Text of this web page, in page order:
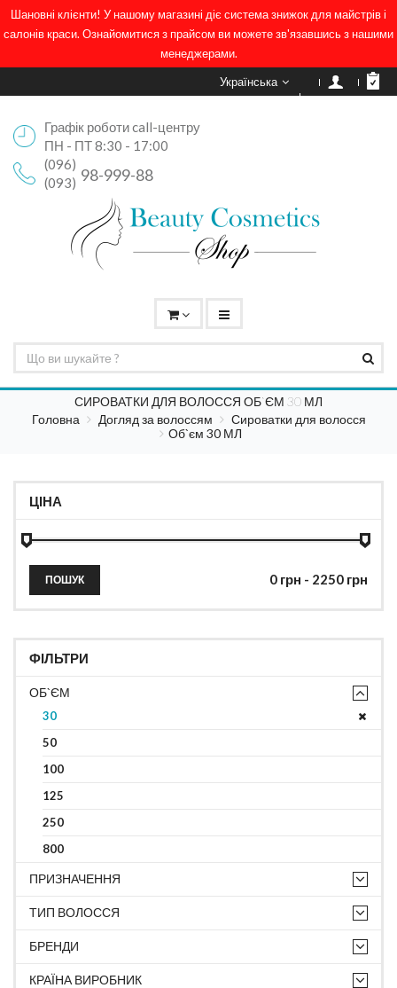
Шановні клієнти! У нашому магазині діє система знижок для майстрів і
салонів краси. Ознайомитися з прайсом ви можете зв'язавшись з нашими
менеджерами.
Українська
Графік роботи call-центру
ПН - ПТ 8:30 - 17:00
(096)
98-999-88
(093)
СИРОВАТКИ ДЛЯ ВОЛОССЯ ОБ`ЄМ 30 МЛ
Головна
Догляд за волоссям
Сироватки для волосся
Об`єм 30 МЛ
ЦІНА
ПОШУК
ФІЛЬТРИ
ОБ`ЄМ
30
50
100
125
250
800
ПРИЗНАЧЕННЯ
ТИП ВОЛОССЯ
БРЕНДИ
КРАЇНА ВИРОБНИК